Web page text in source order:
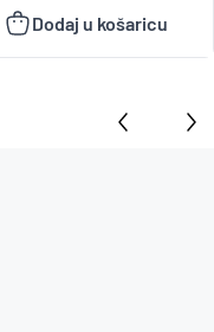
Dodaj u košaricu